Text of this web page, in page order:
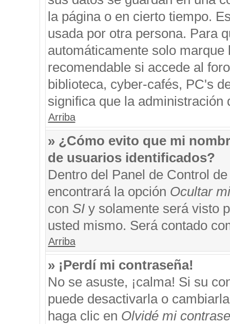
la página o en cierto tiempo.
usada por otra persona. Para
automáticamente solo
recomendable si accede al
biblioteca, cyber-cafés, PC's
significa que la administración
Arriba
» ¿Cómo evito que mi
de usuarios identificados?
Dentro del Panel de Control
encontrará la opción Ocultar
con SIy solamente será visto
usted mismo. Será contado
Arriba
» ¡Perdí mi contraseña!
No se asuste, ¡calma! Si su
puede desactivarla o
haga clic en Olvidé mi